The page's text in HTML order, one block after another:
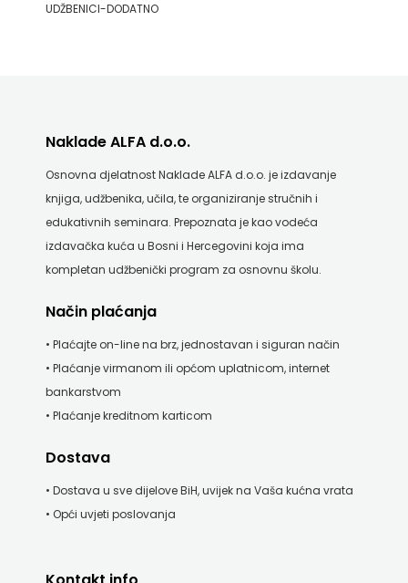
UDŽBENICI-DODATNO
Naklade ALFA d.o.o.
Osnovna djelatnost Naklade ALFA d.o.o. je izdavanje
knjiga, udžbenika, učila, te organiziranje stručnih i
edukativnih seminara. Prepoznata je kao vodeća
izdavačka kuća u Bosni i Hercegovini koja ima
kompletan udžbenički program za osnovnu školu.
Način plaćanja
• Plaćajte on-line na brz, jednostavan i siguran način
• Plaćanje virmanom ili općom uplatnicom, internet
bankarstvom
• Plaćanje kreditnom karticom
Dostava
• Dostava u sve dijelove BiH, uvijek na Vaša kućna vrata
• Opći uvjeti poslovanja